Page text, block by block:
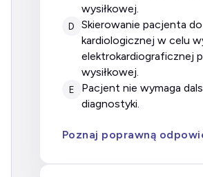
wysiłkowej.
D
Skierowanie pacjenta do poradni
kardiologicznej w celu
elektrokardiograficznej
wysiłkowej.
E
Pacjent nie wymaga dalszej
diagnostyki.
Poznaj poprawną